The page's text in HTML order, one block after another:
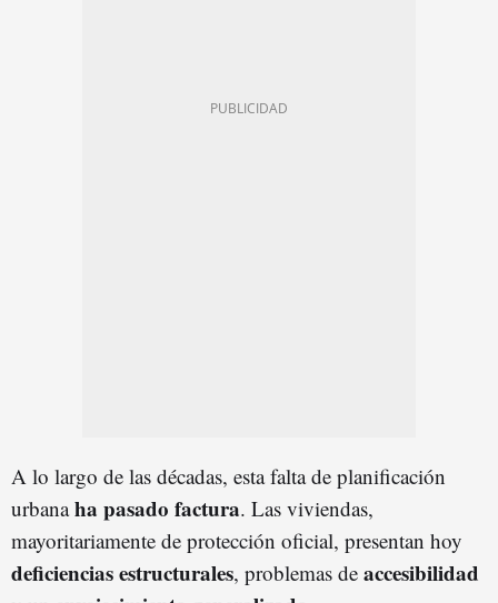
A lo largo de las décadas, esta falta de planificación
urbanaha pasado factura. Las viviendas,
mayoritariamente de protección oficial, presentan hoy
deficiencias estructurales, problemas de accesibilidad